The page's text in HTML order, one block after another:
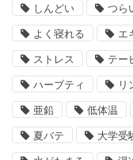
しんどい つら
よく寝れる エ
ストレス テー
ハーブティ リ
亜鉛 低体温
夏バテ 大学受